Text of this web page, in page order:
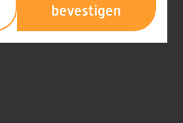
bevestigen
Vitaal